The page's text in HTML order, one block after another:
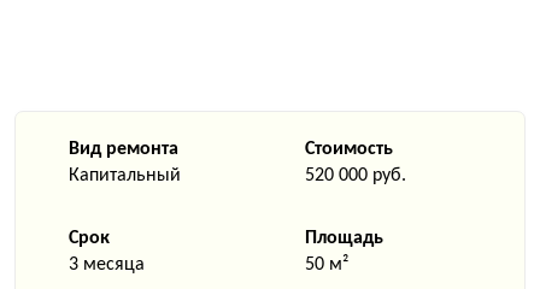
Вид ремонта
Капитальный
Стоимость
520 000 руб.
Срок
3 месяца
Площадь
50 м²